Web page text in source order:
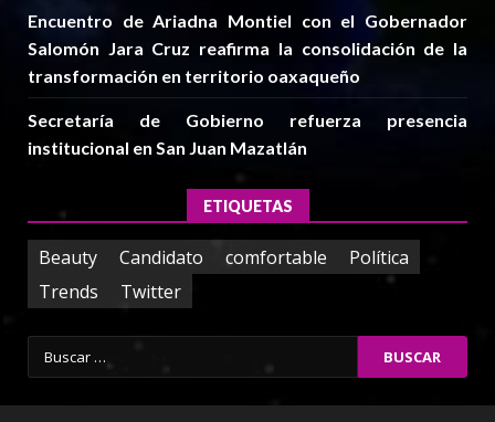
Encuentro de Ariadna Montiel con el Gobernador
Salomón Jara Cruz reafirma la consolidación de la
transformación en territorio oaxaqueño
Secretaría de Gobierno refuerza presencia
institucional en San Juan Mazatlán
ETIQUETAS
Beauty Candidato comfortable
Política
Trends
Twitter
Buscar: